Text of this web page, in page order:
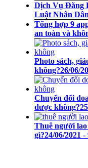
Dịch Vụ Đăng
Luật Nhân Dân
Tổng hợp 9
an toàn và
Photo sách,
không?26/06/
Chuyển đổi
được không?
Thuê người
gì?24/06/2021 -